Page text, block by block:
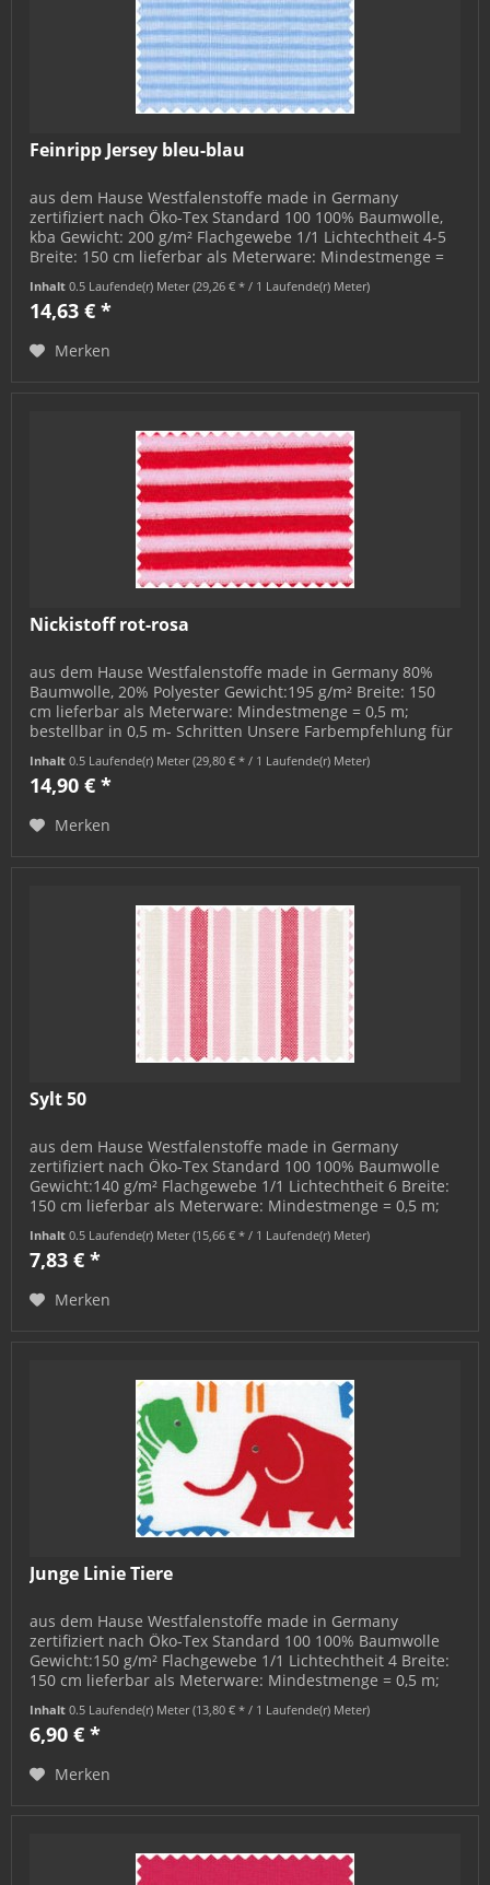
Feinripp Jersey bleu-blau
aus dem Hause Westfalenstoffe made in Germany
zertifiziert nach Öko-Tex Standard 100 100% Baumwolle,
kba Gewicht: 200 g/m² Flachgewebe 1/1 Lichtechtheit 4-5
Breite: 150 cm lieferbar als Meterware: Mindestmenge =
Inhalt0.5 Laufende(r) Meter(29,26 € * / 1 Laufende(r) Meter)
14,63 € *
Merken
Nickistoff rot-rosa
aus dem Hause Westfalenstoffe made in Germany 80%
Baumwolle, 20% Polyester Gewicht:195 g/m² Breite: 150
cm lieferbar als Meterware: Mindestmenge = 0,5 m;
bestellbar in 0,5 m- Schritten Unsere Farbempfehlung für
Inhalt0.5 Laufende(r) Meter(29,80 € * / 1 Laufende(r) Meter)
14,90 € *
Merken
Sylt 50
aus dem Hause Westfalenstoffe made in Germany
zertifiziert nach Öko-Tex Standard 100 100% Baumwolle
Gewicht:140 g/m² Flachgewebe 1/1 Lichtechtheit 6 Breite:
150 cm lieferbar als Meterware: Mindestmenge = 0,5 m;
Inhalt0.5 Laufende(r) Meter(15,66 € * / 1 Laufende(r) Meter)
7,83 € *
Merken
Junge Linie Tiere
aus dem Hause Westfalenstoffe made in Germany
zertifiziert nach Öko-Tex Standard 100 100% Baumwolle
Gewicht:150 g/m² Flachgewebe 1/1 Lichtechtheit 4 Breite:
150 cm lieferbar als Meterware: Mindestmenge = 0,5 m;
Inhalt0.5 Laufende(r) Meter(13,80 € * / 1 Laufende(r) Meter)
6,90 € *
Merken